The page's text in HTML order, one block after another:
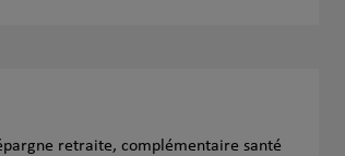
retraite, complémentaire santé